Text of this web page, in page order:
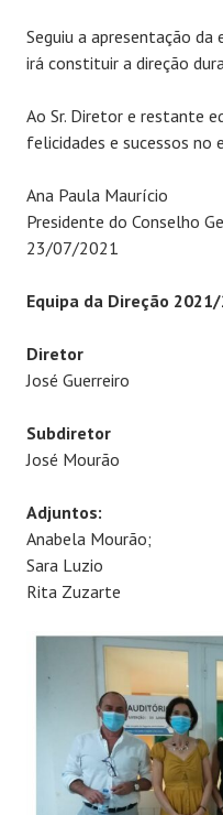
Seguiu a apresentação da
irá constituir a direção
Ao Sr. Diretor e restante
felicidades e sucessos no
Ana Paula Maurício
Presidente do Conselho
23/07/2021
Equipa da Direção
Diretor
José Guerreiro
Subdiretor
José Mourão
Adjuntos:
Anabela Mourão;
Sara Luzio
Rita Zuzarte